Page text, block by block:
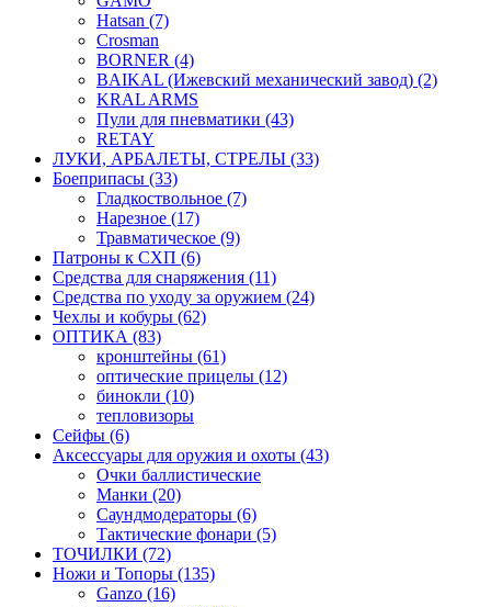
Hatsan (7)
Crosman
BORNER (4)
BAIKAL (Ижевский механический завод) (2)
KRAL ARMS
Пули для пневматики (43)
RETAY
ЛУКИ, АРБАЛЕТЫ, СТРЕЛЫ (33)
Боеприпасы (33)
Гладкоствольное (7)
Нарезное (17)
Травматическое (9)
Патроны к СХП (6)
Средства для снаряжения (11)
Средства по уходу за оружием (24)
Чехлы и кобуры (62)
ОПТИКА (83)
кронштейны (61)
оптические прицелы (12)
бинокли (10)
тепловизоры
Сейфы (6)
Аксессуары для оружия и охоты (43)
Очки баллистические
Манки (20)
Саундмодераторы (6)
Тактические фонари (5)
ТОЧИЛКИ (72)
Ножи и Топоры (135)
Ganzo (16)